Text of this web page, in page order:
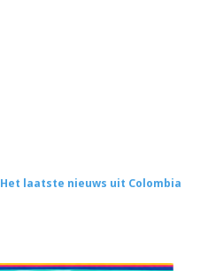
Het laatste nieuws uit Colombia